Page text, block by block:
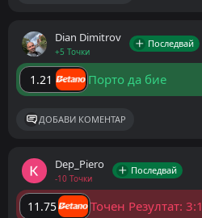
Dian Dimitrov
+5 Точки
Последвай
1.21 Порто да бие
ДОБАВИ КОМЕНТАР
Dep_Piero
-10 Точки
Последвай
11.75 Точен Резултат: 3:1